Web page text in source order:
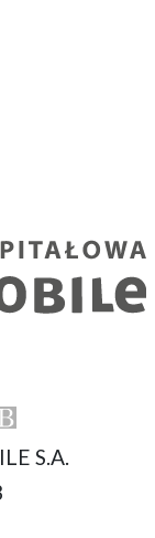
S.A.